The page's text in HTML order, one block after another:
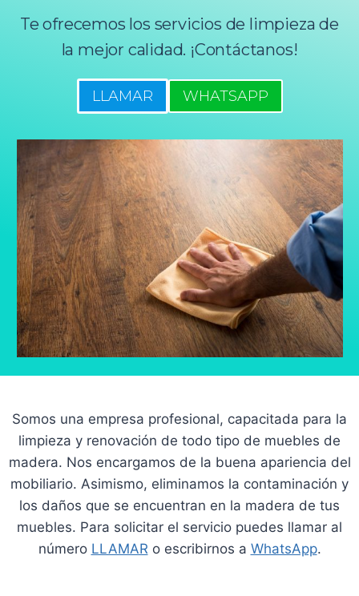
Te ofrecemos los servicios de limpieza de
la mejor calidad. ¡Contáctanos!
LLAMAR WHATSAPP
Somos una empresa profesional, capacitada para la
limpieza y renovación de todo tipo de muebles de
madera. Nos encargamos de la buena apariencia del
mobiliario. Asimismo, eliminamos la contaminación y
los daños que se encuentran en la madera de tus
muebles. Para solicitar el servicio puedes llamar al
número LLAMARo escribirnos a WhatsApp.